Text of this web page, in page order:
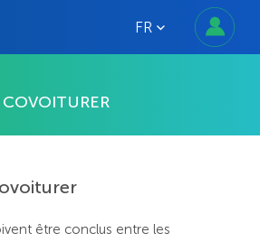
FR
être conclus entre les